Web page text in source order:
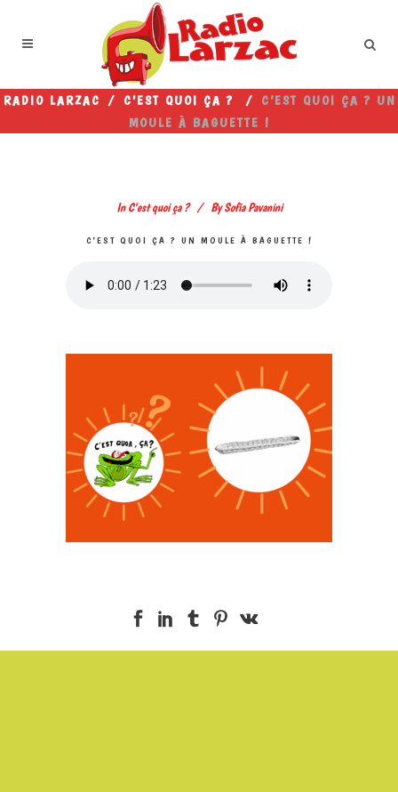
RADIO LARZAC / C'EST QUOI ÇA ? / C’EST QUOI ÇA ? UN
MOULE À BAGUETTE !
In C'est quoi ça ? By Sofia Pavanini
C’EST QUOI ÇA ? UN MOULE À BAGUETTE !